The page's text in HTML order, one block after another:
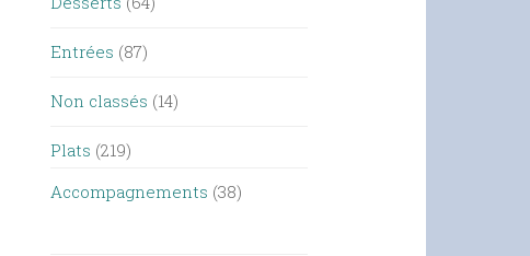
Entrées (87)
Non classés (14)
Plats (219)
Accompagnements (38)